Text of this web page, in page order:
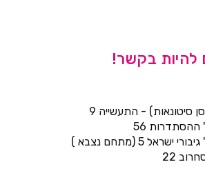
להיות בקשר!
סיטונאות) - התעשייה 9
56
5 (מתחם נצבא )
22